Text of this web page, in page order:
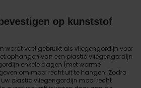
op kunststof
wordt veel gebruikt als vliegengordijn voor
ophangen van een plastic vliegengordijn
enkele dagen (met warme
om mooi recht uit te hangen. Zodra
plastic vliegengordijn mooi recht